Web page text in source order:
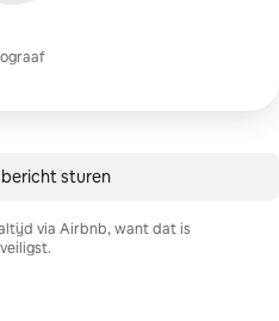
bericht sturen
via Airbnb, want dat is